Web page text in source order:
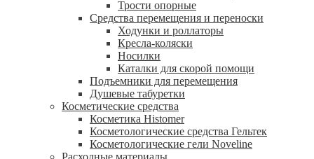
Трости опорные
Средства перемещения и переноски
Ходунки и роллаторы
Кресла-коляски
Носилки
Каталки для скорой помощи
Подъемники для перемещения
Душевые табуретки
Косметические средства
Косметика Histomer
Косметологические средства Гельтек
Косметологические гели Noveline
Расходные материалы